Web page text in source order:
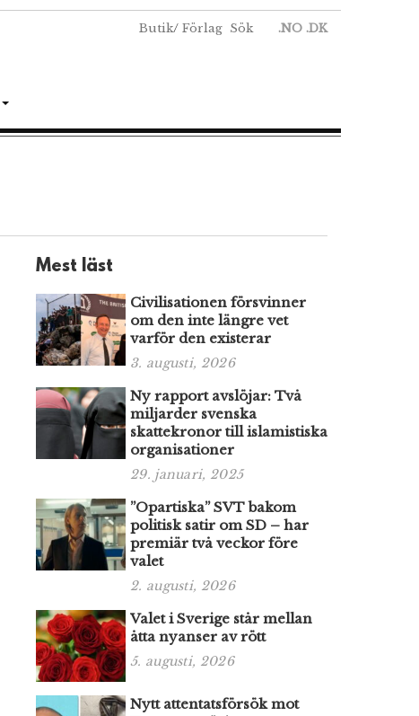
Butik/ Förlag Sök .NO .DK
Mest läst
Civilisationen försvinner
om den inte längre vet
varför den existerar
3. augusti, 2026
Ny rapport avslöjar: Två
miljarder svenska
skattekronor till islamistiska
organisationer
29. januari, 2025
”Opartiska” SVT bakom
politisk satir om SD – har
premiär två veckor före
valet
2. augusti, 2026
Valet i Sverige står mellan
åtta nyanser av rött
5. augusti, 2026
Nytt attentatsförsök mot